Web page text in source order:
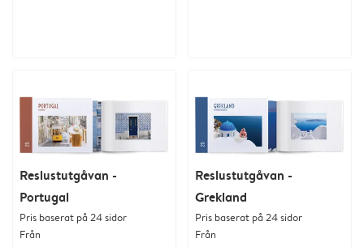
Reslustutgåvan -
Grekland
Pris baserat på 24 sidor
Från
Reslustutgåvan -
Portugal
Pris baserat på 24 sidor
Från